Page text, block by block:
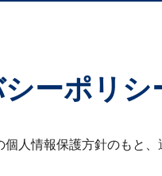
ーポリシ
人情報保護方針のもと、